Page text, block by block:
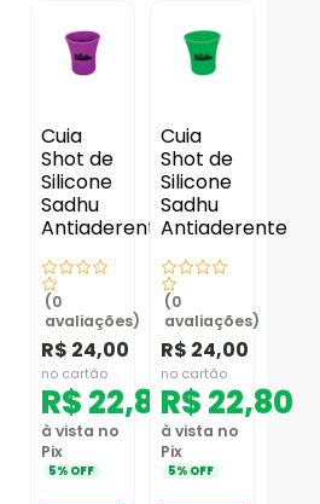
Cuia
Shot de
Silicone
Sadhu
Antiaderente
(0
avaliações)
R$ 24,00
no cartão
R$22,80
à vista no
Pix
5% OFF
Cuia
Shot de
Silicone
Sadhu
Antiaderente
(0
avaliações)
R$ 24,00
no cartão
R$22,80
à vista no
Pix
5% OFF